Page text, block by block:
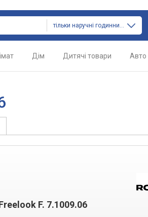
тільки наручні годинники
Дім Дитячі товари Авто
F. 7.1009.06